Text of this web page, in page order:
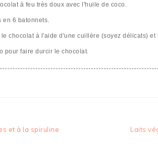
à feu très doux avec l'huile de coco.
en 6 batonnets.
le chocolat à l'aide d'une cuillère (soyez délicats)
pour faire durcir le chocolat.
et à la spiruline
Article
Laits